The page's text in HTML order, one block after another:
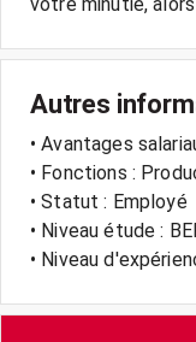
Autres
• Avantages
• Fonctions :
• Statut : Employé
• Niveau étude :
• Niveau